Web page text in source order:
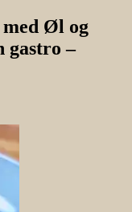
Øl og
gastro –